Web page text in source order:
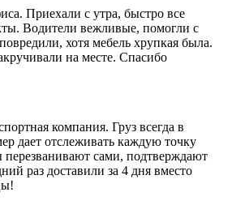
Приехали с утра, быстро все
Водители вежливые, помогли с
хотя мебель хрупкая была.
на месте. Спасибо
компания. Груз всегда в
дает отслеживать каждую точку
сами, подтверждают
раз доставили за 4 дня вместо